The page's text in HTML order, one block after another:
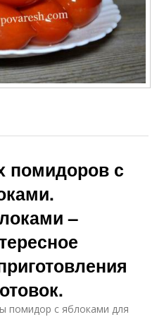
помидоров с
–
помидор с яблоками для